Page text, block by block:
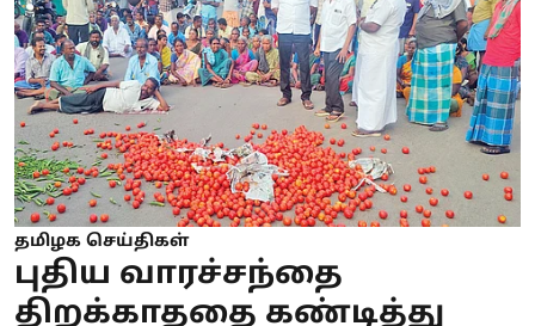
தமிழக செய்திகள்
புதிய வாரச்சந்தை
திறக்காததை கண்டித்து